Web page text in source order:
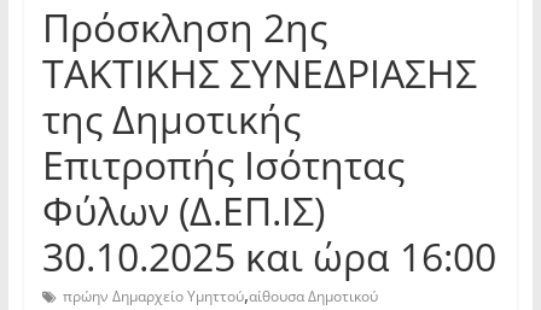
Πρόσκληση 2ης
TAKTIKHΣ ΣΥΝΕΔΡΙΑΣΗΣ
της Δημοτικής
Επιτροπής Ισότητας
Φύλων (Δ.ΕΠ.ΙΣ)
30.10.2025 και ώρα 16:00
πρώην Δημαρχείο Υμηττού,αίθουσα Δημοτικού